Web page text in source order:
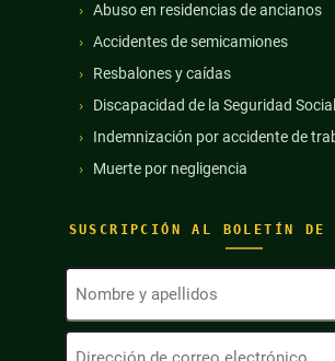
SUSCRIPCIÓN AL BOLETÍN DE
Nombre
apellidos
Dirección
Abuso en residencias de ancianos
Accidentes de semicamiones
Resbalones y caídas
Discapacidad de la Seguridad Social
Indemnización por accidente de
Muerte por negligencia